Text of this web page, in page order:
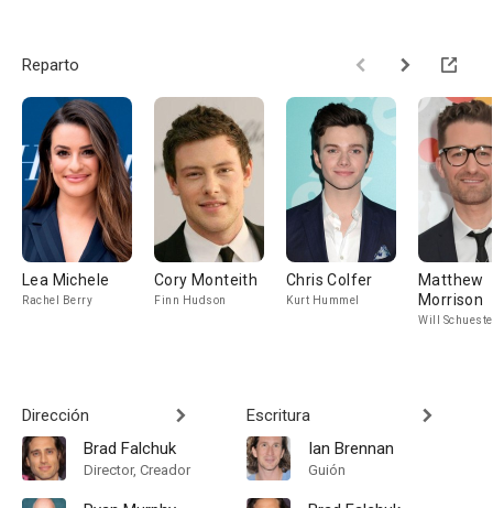
Reparto
Lea Michele
Rachel Berry
Cory Monteith
Finn Hudson
Chris Colfer
Kurt Hummel
Matthew
Morrison
Will
Dirección
Brad Falchuk
Director, Creador
Escritura
Ian Brennan
Guión